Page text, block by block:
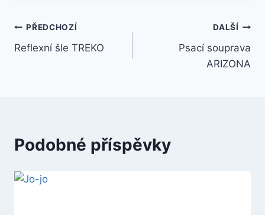
PŘEDCHOZÍ
Reflexní šle TREKO
DALŠÍ
Psací souprava
ARIZONA
Podobné příspěvky